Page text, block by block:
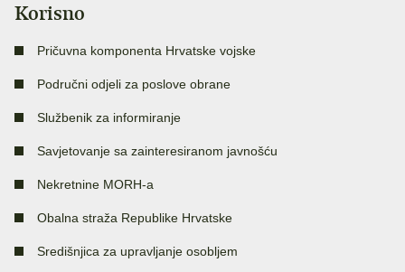
Korisno
Pričuvna komponenta Hrvatske vojske
Područni odjeli za poslove obrane
Službenik za informiranje
Savjetovanje sa zainteresiranom javnošću
Nekretnine MORH-a
Obalna straža Republike Hrvatske
Središnjica za upravljanje osobljem